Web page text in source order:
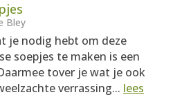
Bley
je nodig hebt om deze
soepjes te maken is een
tover je wat je ook
verrassing... lees